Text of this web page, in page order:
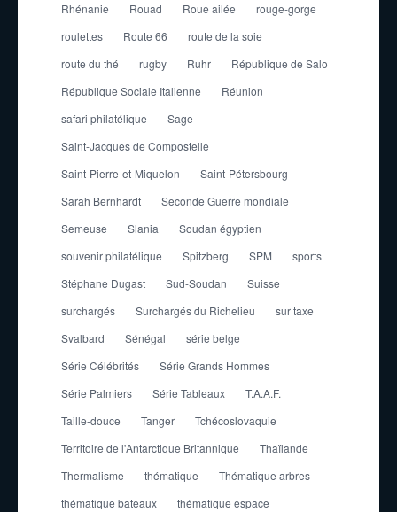
Rhénanie
Rouad Roue ailée
rouge-gorge
roulettes
Route 66
route de la soie
route du thé
rugby Ruhr
République de Salo
République Sociale Italienne
Réunion
safari philatélique
Sage
Saint-Jacques de Compostelle
Saint-Pierre-et-Miquelon
Saint-Pétersbourg
Sarah Bernhardt
Seconde Guerre mondiale
Semeuse
Slania
Soudan égyptien
souvenir philatélique
Spitzberg SPM
sports
Stéphane Dugast
Sud-Soudan
Suisse
surchargés
Surchargés du Richelieu
sur taxe
Svalbard
Sénégal
série belge
Série Célébrités
Série Grands Hommes
Série Palmiers
Série Tableaux
T.A.A.F.
Taille-douce
Tanger
Tchécoslovaquie
Territoire de l'Antarctique Britannique
Thaïlande
Thermalisme
thématique
Thématique arbres
thématique bateaux
thématique espace